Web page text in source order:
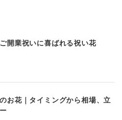
開業祝いに喜ばれる祝い花
お花｜タイミングから相場、立